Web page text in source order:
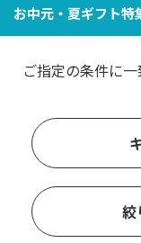
お中元・夏ギフト特
ご指定の条件に
絞